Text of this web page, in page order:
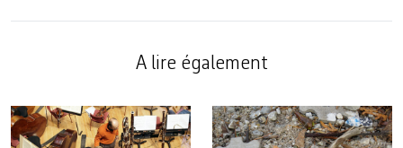
A lire également